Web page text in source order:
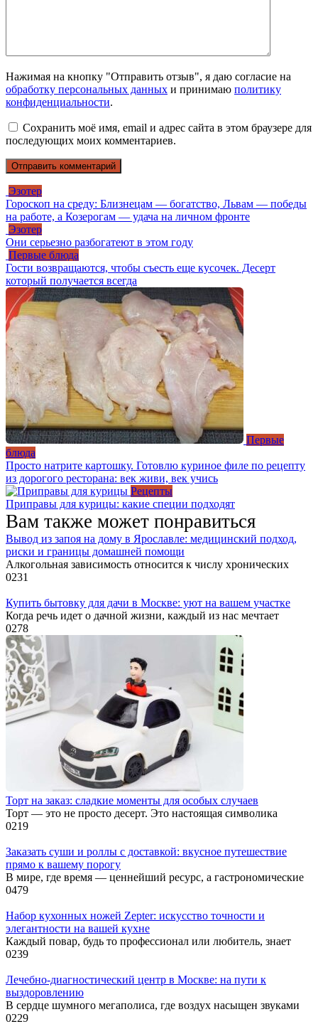
Нажимая на кнопку "Отправить отзыв", я даю согласие на
обработку персональных данных и принимаю политику
конфиденциальности.
Сохранить моё имя, email и адрес сайта в этом браузере для
последующих моих комментариев.
Эзотер
Гороскоп на среду: Близнецам — богатство, Львам — победы
на работе, а Козерогам — удача на личном фронте
Эзотер
Они серьезно разбогатеют в этом году
Первые блюда
Гости возвращаются, чтобы съесть еще кусочек. Десерт
который получается всегда
Первые
блюда
Просто натрите картошку. Готовлю куриное филе по рецепту
из дорогого ресторана: век живи, век учись
Рецепты
Приправы для курицы: какие специи подходят
Вам также может понравиться
Вывод из запоя на дому в Ярославле: медицинский подход,
риски и границы домашней помощи
Алкогольная зависимость относится к числу хронических
0231
Купить бытовку для дачи в Москве: уют на вашем участке
Когда речь идет о дачной жизни, каждый из нас мечтает
0278
Торт на заказ: сладкие моменты для особых случаев
Торт — это не просто десерт. Это настоящая символика
0219
Заказать суши и роллы с доставкой: вкусное путешествие
прямо к вашему порогу
В мире, где время — ценнейший ресурс, а гастрономические
0479
Набор кухонных ножей Zepter: искусство точности и
элегантности на вашей кухне
Каждый повар, будь то профессионал или любитель, знает
0239
Лечебно-диагностический центр в Москве: на пути к
выздоровлению
В сердце шумного мегаполиса, где воздух насыщен звуками
0229